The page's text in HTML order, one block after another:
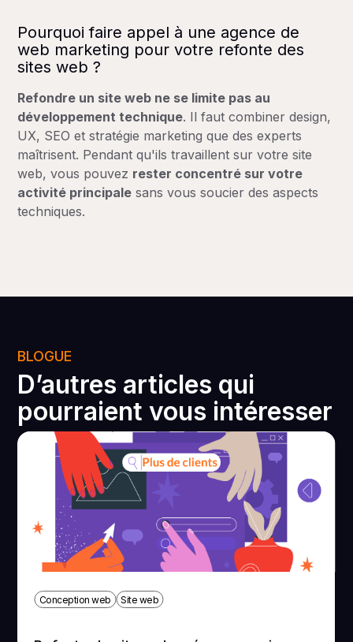
Audit SEO puis restructuration
Inférieur à 2% ou en baisse constante
Temps de chargement
Pourquoi faire appel à une agence de
web marketing pour votre refonte des
sites web ?
Refondre un site web ne se limite pas au
développement technique. Il faut combiner design,
UX, SEO et stratégie marketing que des experts
maîtrisent. Pendant qu'ils travaillent sur votre site
web, vous pouvez rester concentré sur votre
activité principale sans vous soucier des aspects
techniques.
BLOGUE
D’autres articles qui
pourraient vous intéresser
Conception web Site web